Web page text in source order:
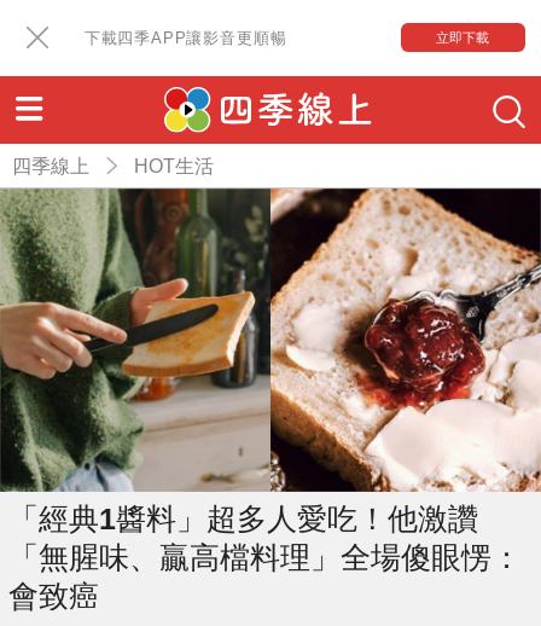
下載四季APP讓影音更順暢 立即下載
四季線上 HOT生活
「經典1醬料」超多人愛吃！他激讚
「無腥味、贏高檔料理」全場傻眼愣：
會致癌